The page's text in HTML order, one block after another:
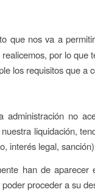
que nos va a
por lo que
los requisitos que a
administración no
liquidación,
interés legal,
han de
proceder a su